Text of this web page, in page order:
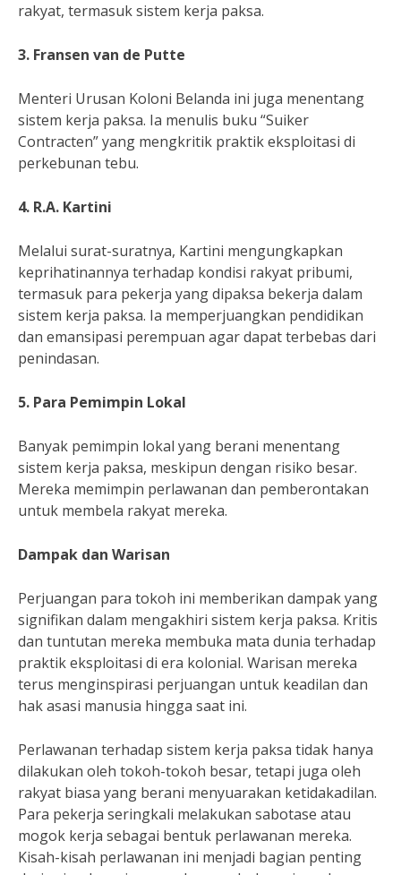
rakyat, termasuk sistem kerja paksa.
3. Fransen van de Putte
Menteri Urusan Koloni Belanda ini juga menentang
sistem kerja paksa. Ia menulis buku “Suiker
Contracten” yang mengkritik praktik eksploitasi di
perkebunan tebu.
4. R.A. Kartini
Melalui surat-suratnya, Kartini mengungkapkan
keprihatinannya terhadap kondisi rakyat pribumi,
termasuk para pekerja yang dipaksa bekerja dalam
sistem kerja paksa. Ia memperjuangkan pendidikan
dan emansipasi perempuan agar dapat terbebas dari
penindasan.
5. Para Pemimpin Lokal
Banyak pemimpin lokal yang berani menentang
sistem kerja paksa, meskipun dengan risiko besar.
Mereka memimpin perlawanan dan pemberontakan
untuk membela rakyat mereka.
Dampak dan Warisan
Perjuangan para tokoh ini memberikan dampak yang
signifikan dalam mengakhiri sistem kerja paksa. Kritis
dan tuntutan mereka membuka mata dunia terhadap
praktik eksploitasi di era kolonial. Warisan mereka
terus menginspirasi perjuangan untuk keadilan dan
hak asasi manusia hingga saat ini.
Perlawanan terhadap sistem kerja paksa tidak hanya
dilakukan oleh tokoh-tokoh besar, tetapi juga oleh
rakyat biasa yang berani menyuarakan ketidakadilan.
Para pekerja seringkali melakukan sabotase atau
mogok kerja sebagai bentuk perlawanan mereka.
Kisah-kisah perlawanan ini menjadi bagian penting